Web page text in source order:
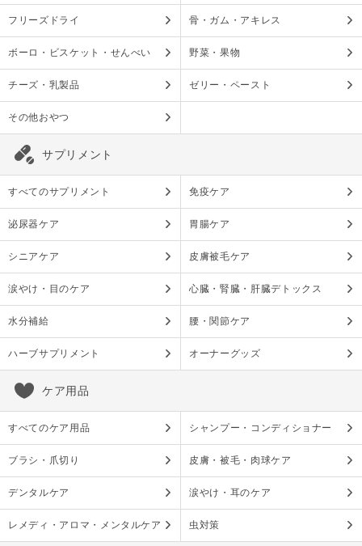
フリーズドライ 骨・ガム・アキレス
ボーロ・ビスケット・せんべい 野菜・果物
チーズ・乳製品 ゼリー・ペースト
その他おやつ
サプリメント
すべてのサプリメント 免疫ケア
泌尿器ケア 胃腸ケア
シニアケア 皮膚被毛ケア
涙やけ・目のケア 心臓・腎臓・肝臓デトックス
水分補給 腰・関節ケア
ハーブサプリメント オーナーグッズ
ケア用品
すべてのケア用品 シャンプー・コンディショナー
ブラシ・爪切り 皮膚・被毛・肉球ケア
デンタルケア 涙やけ・耳のケア
レメディ・アロマ・メンタルケア 虫対策